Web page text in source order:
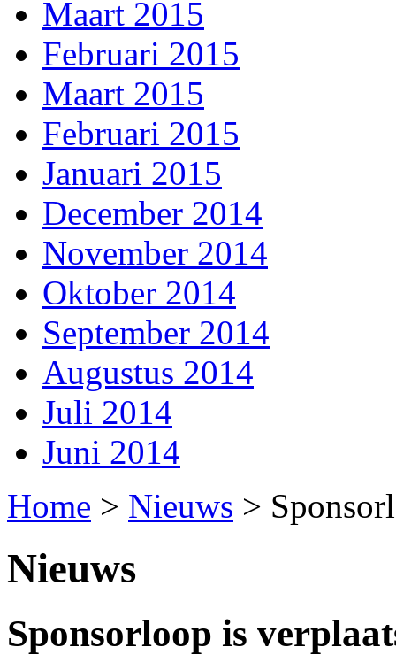
Maart 2015
Februari 2015
Maart 2015
Februari 2015
Januari 2015
December 2014
November 2014
Oktober 2014
September 2014
Augustus 2014
Juli 2014
Juni 2014
Home > Nieuws >
Nieuws
Sponsorloop is